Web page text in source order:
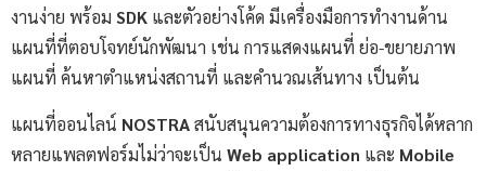
งานง่าย พร้อม SDK และตัวอย่างโค้ด มีเครื่องมือการทำงานด้าน
แผนที่ที่ตอบโจทย์นักพัฒนา เช่น การแสดงแผนที่ ย่อ-ขยายภาพ
แผนที่ ค้นหาตำแหน่งสถานที่ และคำนวณเส้นทาง เป็นต้น
แผนที่ออนไลน์ NOSTRAสนับสนุนความต้องการทางธุรกิจได้หลาก
หลายแพลตฟอร์มไม่ว่าจะเป็น Web application และ Mobile